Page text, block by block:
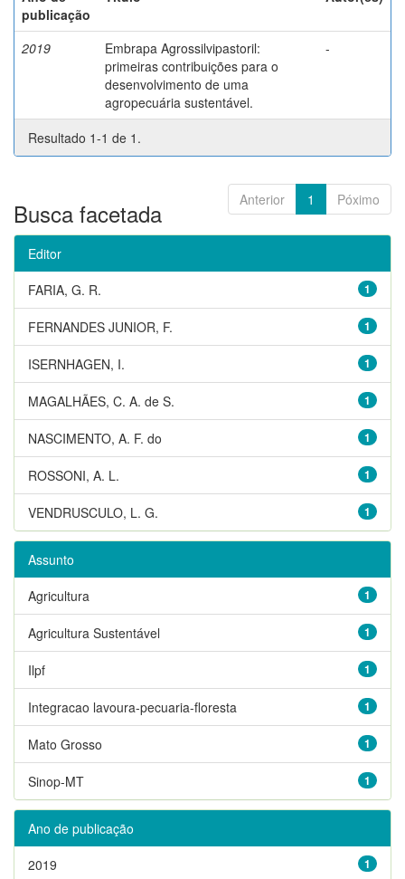
publicação
2019
Embrapa Agrossilvipastoril:
primeiras contribuições para o
desenvolvimento de uma
agropecuária sustentável.
-
Resultado 1-1 de 1.
Anterior 1 Póximo
Busca facetada
Editor
1
FARIA, G. R.
1
FERNANDES JUNIOR, F.
1
ISERNHAGEN, I.
1
MAGALHÃES, C. A. de S.
1
NASCIMENTO, A. F. do
1
ROSSONI, A. L.
1
VENDRUSCULO, L. G.
Assunto
1
Agricultura
1
Agricultura Sustentável
1
Ilpf
1
Integracao lavoura-pecuaria-floresta
1
Mato Grosso
1
Sinop-MT
Ano de publicação
1
2019